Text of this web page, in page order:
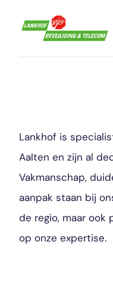
Lankhof is
Aalten en zijn al
Vakmanschap,
aanpak staan bij
de regio, maar ook
op onze expertise.